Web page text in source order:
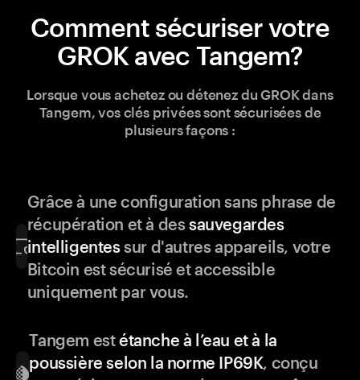
Comment sécuriser votre
GROK avec Tangem?
Lorsque vous achetez ou détenez du GROK dans
Tangem, vos clés privées sont sécurisées de
plusieurs façons :
Grâce à une configuration sans phrase de
récupération et à dessauvegardes
intelligentessur d'autres appareils, votre
Bitcoin est sécurisé et accessible
uniquement par vous.
Tangem estétanche à l’eau et à la
poussière selon la norme IP69K, conçu